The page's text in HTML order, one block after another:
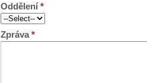
Oddělení*
Zpráva*